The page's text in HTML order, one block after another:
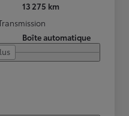
13 275 km
Boîte automatique